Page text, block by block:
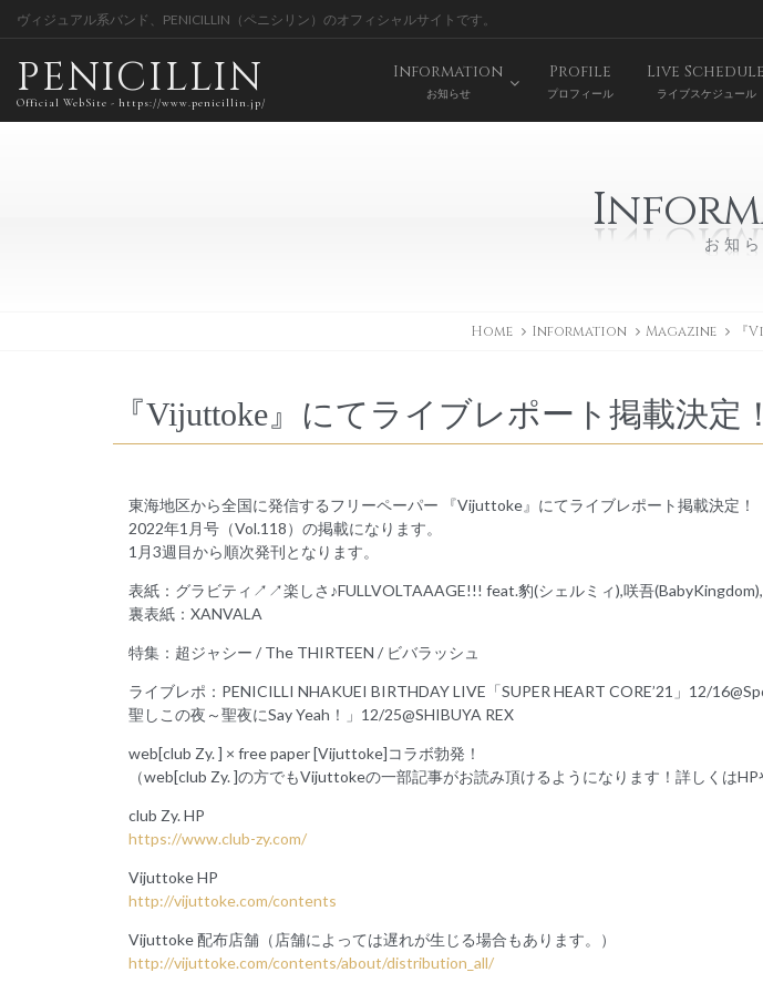
ヴィジュアル系バンド、PENICILLIN（ペニシリン）のオフィシャルサイトです。
PENICILLIN
Official WebSite - https://www.penicillin.jp/
Information
お知らせ
Profile
プロフィール
Live Schedule
ライブスケジュール
お知
Home Information Magazine 『
『Vijuttoke』にてライブレポート掲載決定！
東海地区から全国に発信するフリーペーパー 『Vijuttoke』にてライブレポート掲載決定！
2022年1月号（Vol.118）の掲載になります。
1月3週目から順次発刊となります。
表紙：グラビティ↗️↗️楽しさ♪FULLVOLTAAAGE!!! feat.豹(シェルミィ),咲吾
裏表紙：XANVALA
特集：超ジャシー / The THIRTEEN / ビバラッシュ
ライブレポ：PENICILLI NHAKUEI BIRTHDAY LIVE「SUPER HEART CORE’21」12/
聖しこの夜～聖夜にSay Yeah！」12/25@SHIBUYA REX
web[club Zy. ] × free paper [Vijuttoke]コラボ勃発！
（web[club Zy. ]の方でもVijuttokeの一部記事がお読み頂けるようになります！詳しくは
club Zy. HP
https://www.club-zy.com/
Vijuttoke HP
http://vijuttoke.com/contents
Vijuttoke 配布店舗（店舗によっては遅れが生じる場合もあります。）
http://vijuttoke.com/contents/about/distribution_all/